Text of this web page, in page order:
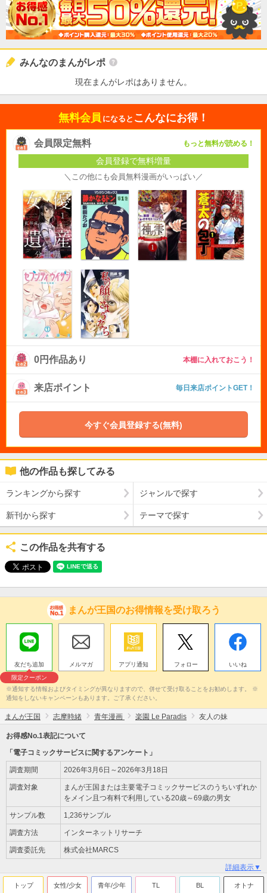
みんなのまんがレポ
現在まんがレポはありません。
無料会員 になると こんなにお得！
会員限定無料 もっと無料が読める！
会員登録で無料増量
＼この他にも会員無料漫画がいっぱい／
0円作品あり 本棚に入れておこう！
来店ポイント 毎日来店ポイントGET！
今すぐ会員登録する(無料)
他の作品も探してみる
ランキングから探す ジャンルで探す
新刊から探す テーマで探す
この作品を共有する
まんが王国のお得情報を受け取ろう
友だち追加
限定クーポン
メルマガ アプリ通知 フォロー いいね
※通知する情報およびタイミングが異なりますので、併せて受け取ることをお勧めします。 ※
通知をしないキャンペーンもあります。ご了承ください。
まんが王国 志摩時緒 青年漫画 楽園 Le Paradis 友人の妹
お得感No.1表記について
「電子コミックサービスに関するアンケート」
調査期間 2026年3月6日～2026年3月18日
調査対象
まんが王国または主要電子コミックサービスのうちいずれか
をメイン且つ有料で利用している20歳～69歳の男女
サンプル数 1,236サンプル
調査方法 インターネットリサーチ
調査委託先 株式会社MARCS
詳細表示▼
トップ 女性/少女 青年/少年 TL BL オトナ